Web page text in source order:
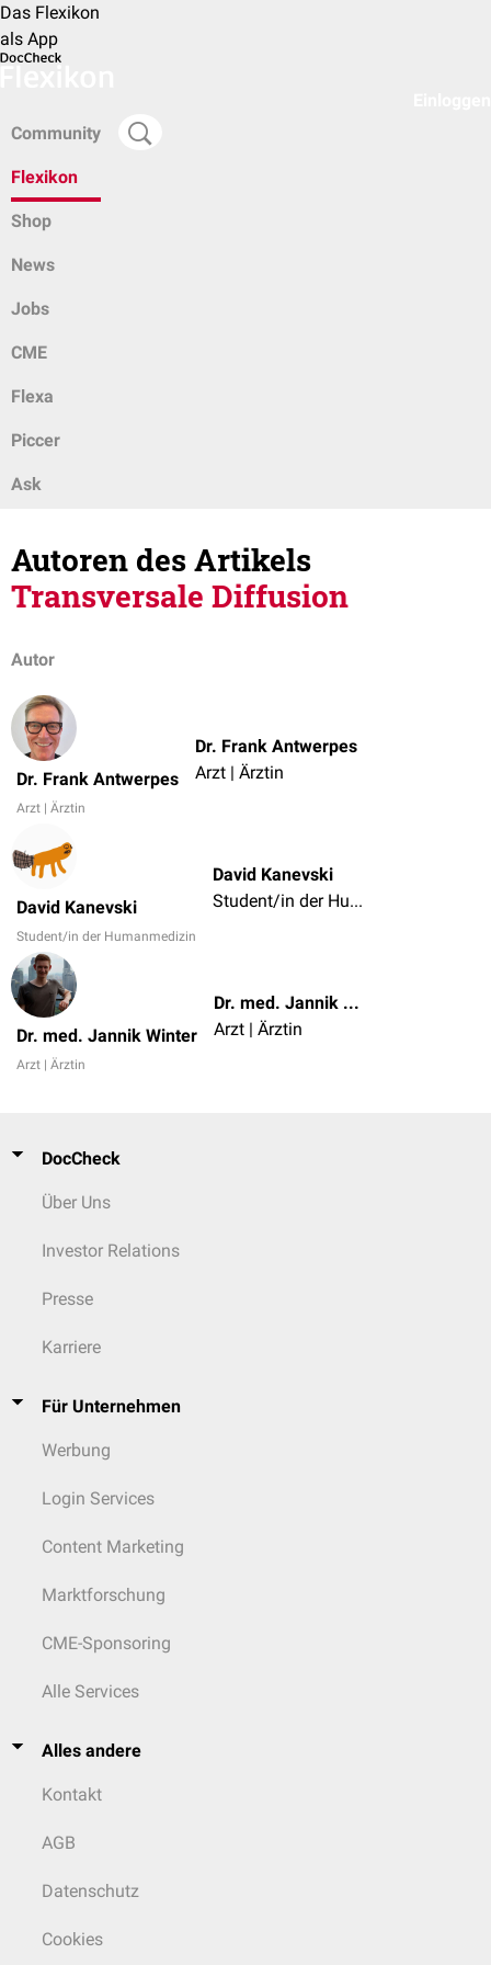
Das Flexikon
als App
Community
Flexikon
Shop
News
Jobs
CME
Flexa
Piccer
Ask
Autoren des Artikels
Transversale Diffusion
Autor
Dr. Frank Antwerpes
Arzt | Ärztin
Dr. Frank Antwerpes
Arzt | Ärztin
David Kanevski
Student/in der Humanmedizin
David Kanevski
Student/in der Humanmedizin
Dr. med. Jannik Winter
Arzt | Ärztin
Dr. med. Jannik Winter
Arzt | Ärztin
DocCheck
Über Uns
Investor Relations
Presse
Karriere
Für Unternehmen
Werbung
Login Services
Content Marketing
Marktforschung
CME-Sponsoring
Alle Services
Alles andere
Kontakt
AGB
Datenschutz
Cookies